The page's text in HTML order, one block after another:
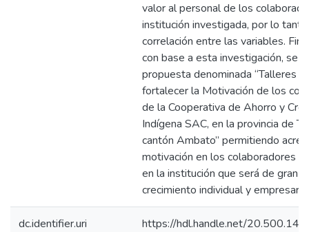
valor al personal de los
institución investigada, por lo
correlación entre las variables.
con base a esta investigación, se
propuesta denominada “Talleres
fortalecer la Motivación de los
de la Cooperativa de Ahorro y
Indígena SAC, en la provincia de
cantón Ambato” permitiendo
motivación en los colaboradores
en la institución que será de gran
crecimiento individual y
dc.identifier.uri https://hdl.handle.net/